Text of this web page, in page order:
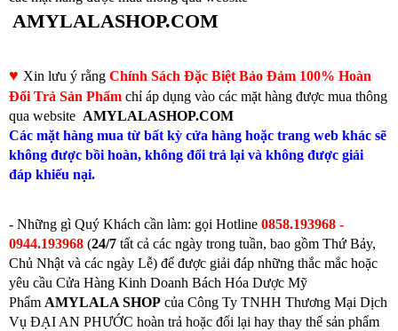
AMYLALASHOP.COM
♥ Xin lưu ý rằng Chính Sách Đặc Biệt Bảo Đảm 100% Hoàn
Đổi Trả Sản Phẩm chỉ áp dụng vào các mặt hàng được mua thông
qua website AMYLALASHOP.COM
Các mặt hàng mua từ bất kỳ cửa hàng hoặc trang web khác sẽ
không được bồi hoàn, không đổi trả lại và không được giải
đáp khiếu nại.
- Những gì Quý Khách cần làm: gọi Hotline 0858.193968 -
0944.193968 (24/7 tất cả các ngày trong tuần, bao gồm Thứ Bảy,
Chủ Nhật và các ngày Lễ) để được giải đáp những thắc mắc hoặc
yêu cầu Cửa Hàng Kinh Doanh Bách Hóa Dược Mỹ
Phẩm AMYLALA SHOP của Công Ty TNHH Thương Mại Dịch
Vụ ĐẠI AN PHƯỚC hoàn trả hoặc đổi lại hay thay thế sản phẩm